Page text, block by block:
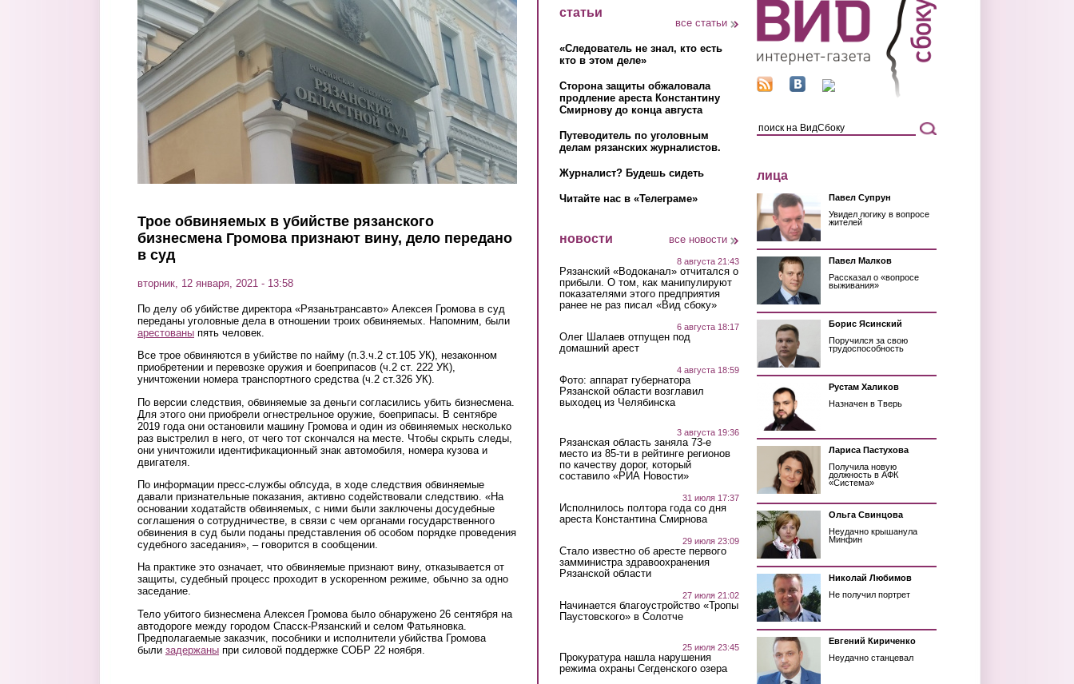
Перейти к основному содержанию
Трое обвиняемых в убийстве рязанского
бизнесмена Громова признают вину, дело передано
в суд
вторник, 12 января, 2021 - 13:58
По делу об убийстве директора «Рязаньтрансавто» Алексея Громова в суд
переданы уголовные дела в отношении троих обвиняемых. Напомним, были
арестованы пять человек.
Все трое обвиняются в убийстве по найму (п.3.ч.2 ст.105 УК), незаконном
приобретении и перевозке оружия и боеприпасов (ч.2 ст. 222 УК),
уничтожении номера транспортного средства (ч.2 ст.326 УК).
По версии следствия, обвиняемые за деньги согласились убить бизнесмена.
Для этого они приобрели огнестрельное оружие, боеприпасы. В сентябре
2019 года они остановили машину Громова и один из обвиняемых несколько
раз выстрелил в него, от чего тот скончался на месте. Чтобы скрыть следы,
они уничтожили идентификационный знак автомобиля, номера кузова и
двигателя.
По информации пресс-службы облсуда, в ходе следствия обвиняемые
давали признательные показания, активно содействовали следствию. «На
основании ходатайств обвиняемых, с ними были заключены досудебные
соглашения о сотрудничестве, в связи с чем органами государственного
обвинения в суд были поданы представления об особом порядке проведения
судебного заседания», – говорится в сообщении.
На практике это означает, что обвиняемые признают вину, отказывается от
защиты, судебный процесс проходит в ускоренном режиме, обычно за одно
заседание.
Тело убитого бизнесмена Алексея Громова было обнаружено 26 сентября на
автодороге между городом Спасск-Рязанский и селом Фатьяновка.
Предполагаемые заказчик, пособники и исполнители убийства Громова
были задержаны при силовой поддержке СОБР 22 ноября.
статьи
все статьи
«Следователь не знал, кто есть
кто в этом деле»
Сторона защиты обжаловала
продление ареста Константину
Смирнову до конца августа
Путеводитель по уголовным
делам рязанских журналистов.
Журналист? Будешь сидеть
Читайте нас в «Телеграме»
новости все новости
8 августа 21:43
Рязанский «Водоканал» отчитался о
прибыли. О том, как манипулируют
показателями этого предприятия
ранее не раз писал «Вид сбоку»
6 августа 18:17
Олег Шалаев отпущен под
домашний арест
4 августа 18:59
Фото: аппарат губернатора
Рязанской области возглавил
выходец из Челябинска
3 августа 19:36
Рязанская область заняла 73-е
место из 85-ти в рейтинге регионов
по качеству дорог, который
составило «РИА Новости»
31 июля 17:37
Исполнилось полтора года со дня
ареста Константина Смирнова
29 июля 23:09
Стало известно об аресте первого
замминистра здравоохранения
Рязанской области
27 июля 21:02
Начинается благоустройство «Тропы
Паустовского» в Солотче
25 июля 23:45
Прокуратура нашла нарушения
режима охраны Сегденского озера
лица
Павел Супрун
Увидел логику в вопросе
жителей
Павел Малков
Рассказал о «вопросе
выживания»
Борис Ясинский
Поручился за свою
трудоспособность
Рустам Халиков
Назначен в Тверь
Лариса Пастухова
Получила новую
должность в АФК
«Система»
Ольга Свинцова
Неудачно крышанула
Минфин
Николай Любимов
Не получил портрет
Евгений Кириченко
Неудачно станцевал